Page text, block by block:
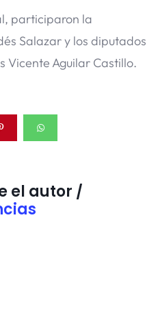
participaron la
Salazar y los diputados
Vicente Aguilar Castillo.
el autor /